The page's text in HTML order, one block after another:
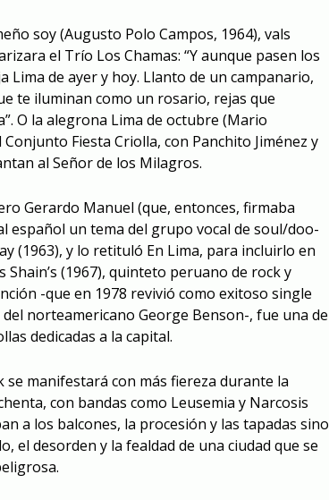
soy (Augusto Polo Campos, 1964), vals
el Trío Los Chamas: “Y aunque pasen los
Lima de ayer y hoy. Llanto de un campanario,
te iluminan como un rosario, rejas que
O la alegrona Lima de octubre (Mario
Fiesta Criolla, con Panchito Jiménez y
al Señor de los Milagros.
Gerardo Manuel (que, entonces, firmaba
español un tema del grupo vocal de soul/doo-
(1963), y lo retituló En Lima, para incluirlo en
Shain’s (1967), quinteto peruano de rock y
-que en 1978 revivió como exitoso single
norteamericano George Benson-, fue una de
dedicadas a la capital.
se manifestará con más fiereza durante la
con bandas como Leusemia y Narcosis
a los balcones, la procesión y las tapadas sino
el desorden y la fealdad de una ciudad que se